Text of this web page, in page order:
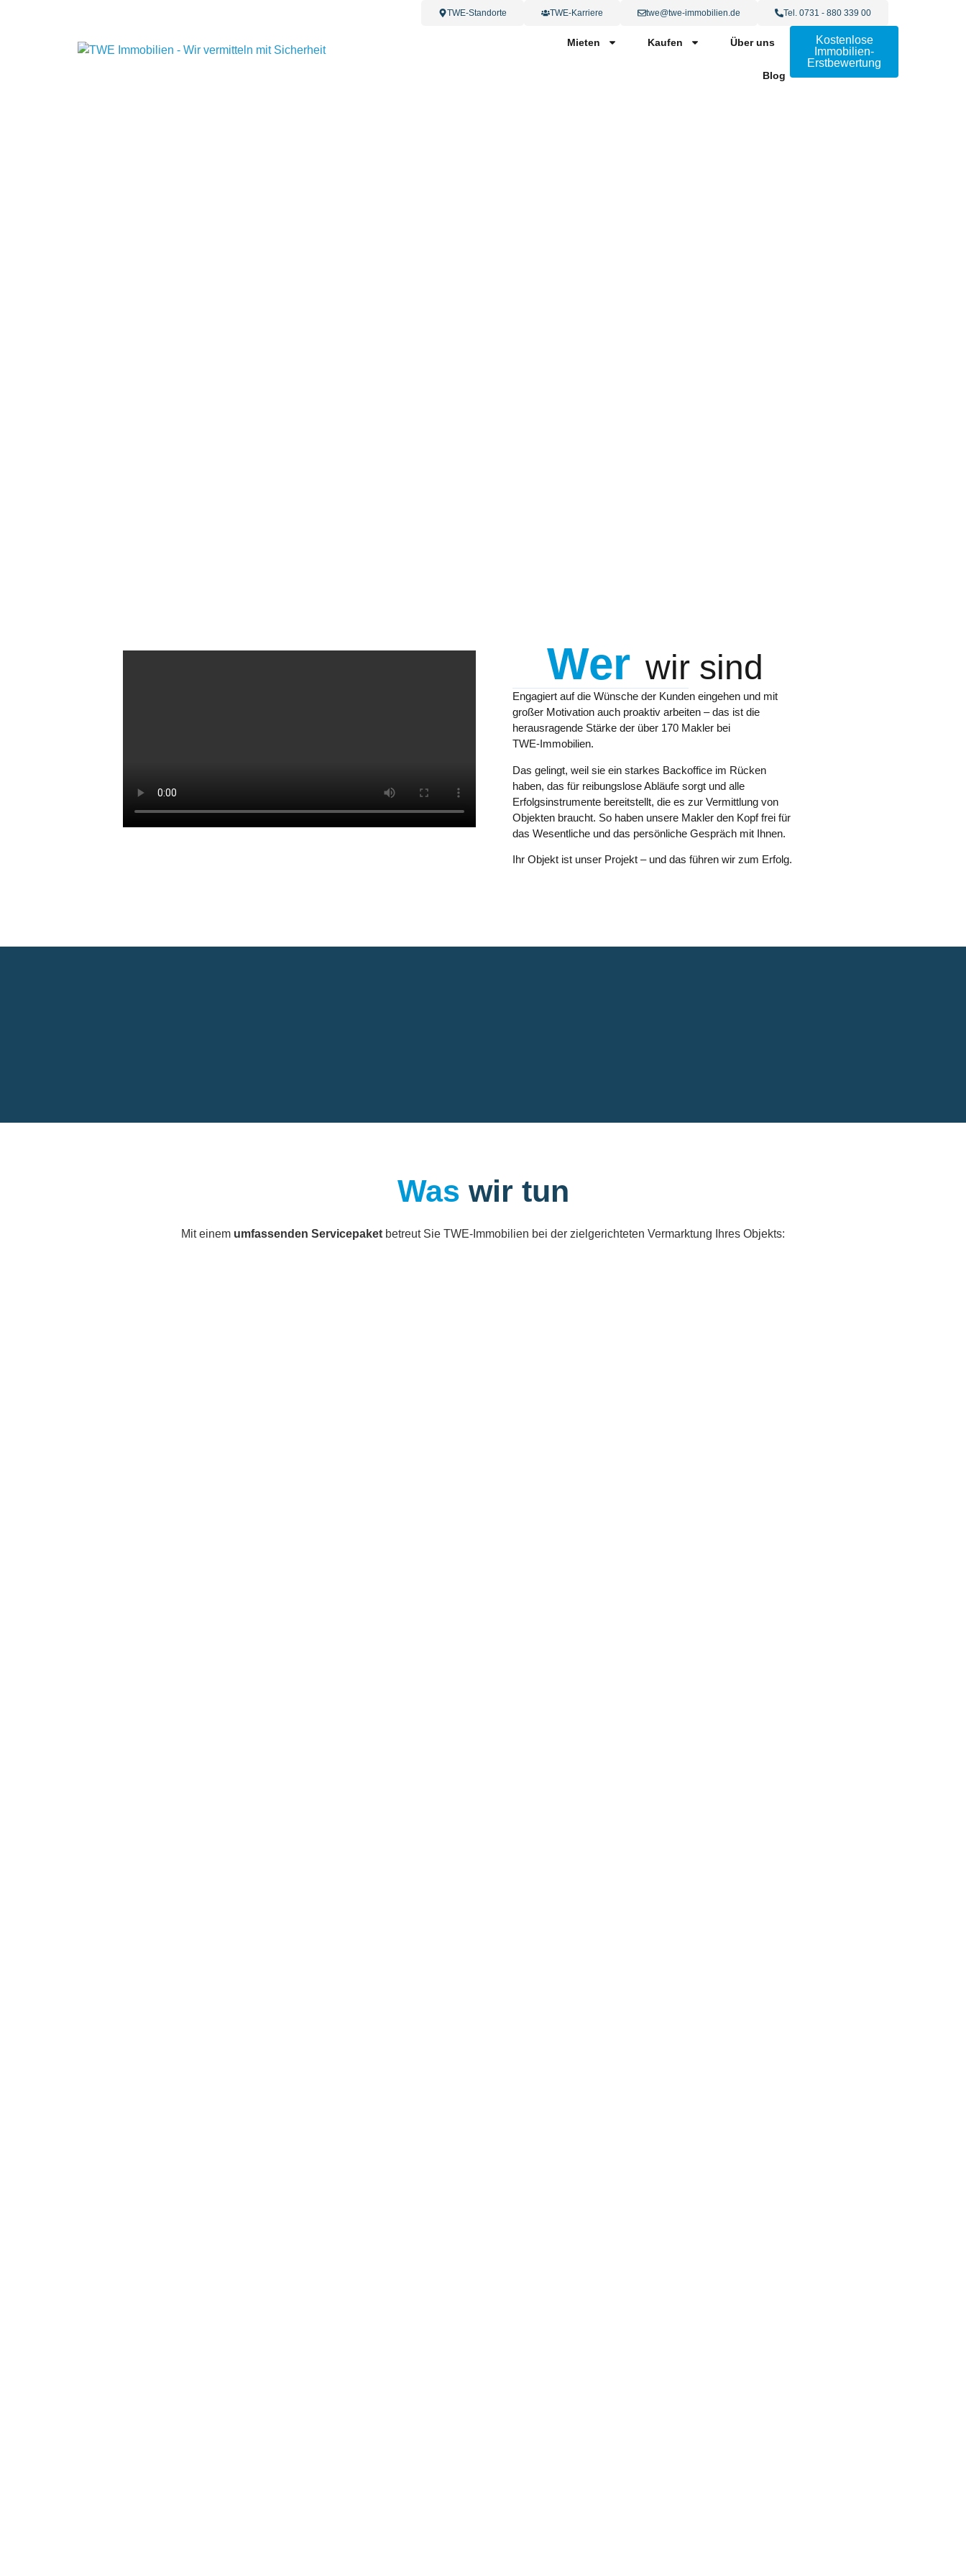
Tel. 0731 - 880 339 00
twe@twe-immobilien.de
TWE-Karriere
TWE-Standorte
Mieten Kaufen Über uns
Blog
Kostenlose
Immobilien-
Erstbewertung
Wer wir sind
Engagiert auf die Wünsche der Kunden eingehen und mit
großer Motivation auch proaktiv arbeiten – das ist die
herausragende Stärke der über 170 Makler bei
TWE-Immobilien.
Das gelingt, weil sie ein starkes Backofficeim Rücken
haben, das für reibungslose Abläufe sorgt und alle
Erfolgsinstrumente bereitstellt, die es zur Vermittlung von
Objekten braucht. So haben unsere Makler den Kopf frei für
das Wesentliche und das persönliche Gespräch mit Ihnen.
Ihr Objekt ist unser Projekt – und das führen wir zum Erfolg.
Was wir tun
Mit einem umfassenden Servicepaket betreut Sie TWE-Immobilien bei der zielgerichteten Vermarktung Ihres Objekts: